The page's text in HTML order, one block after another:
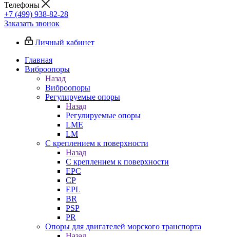
Телефоны
+7 (499) 938-82-28
Заказать звонок
Личный кабинет
Главная
Виброопоры
Назад
Виброопоры
Регулируемые опоры
Назад
Регулируемые опоры
LME
LM
С креплением к поверхности
Назад
С креплением к поверхности
EPC
CP
EPL
BR
PSP
PR
Опоры для двигателей морского транспорта